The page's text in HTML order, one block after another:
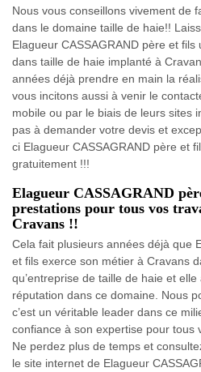
Nous vous conseillons vivement de
dans le domaine taille de haie!!
Elagueur CASSAGRAND père et
dans taille de haie implanté à
années déjà prendre en main la
vous incitons aussi à venir le
mobile ou par le biais de leurs sites
pas à demander votre devis et
ci Elagueur CASSAGRAND père et
gratuitement !!!
Elagueur CASSAGRAND
prestations pour tous vos
Cravans !!
Cela fait plusieurs années déjà que
et fils exerce son métier à Cravans
qu’entreprise de taille de haie et
réputation dans ce domaine. Nous
c’est un véritable leader dans ce
confiance à son expertise pour tous
Ne perdez plus de temps et
le site internet de Elagueur